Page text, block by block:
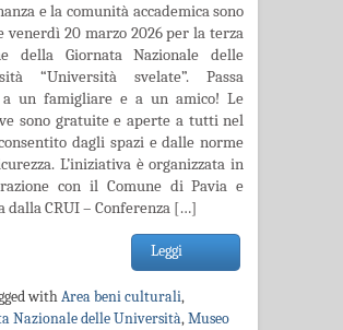
e la comunità accademica sono
venerdì 20 marzo 2026 per la terza
della Giornata Nazionale delle
“Università svelate”. Passa
a un famigliare e a un amico! Le
sono gratuite e aperte a tutti nel
dagli spazi e dalle norme
L’iniziativa è organizzata in
con il Comune di Pavia e
dalla CRUI – Conferenza […]
Leggi
withArea beni culturali,
Nazionale delle Università,Museo